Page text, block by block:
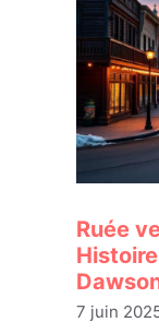
Ruée
7 juin